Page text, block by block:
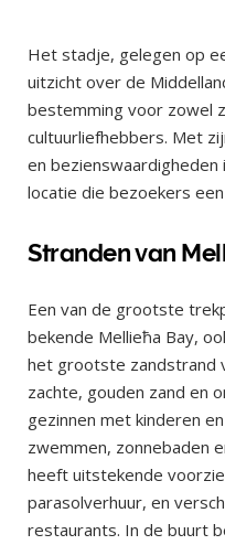
Het stadje, gelegen op
uitzicht over de
bestemming voor zowel
cultuurliefhebbers. Met
en
locatie die bezoekers
Stranden van
Een van de grootste
bekende Mellieħa Bay,
het grootste zandstrand
zachte, gouden zand en
gezinnen met kinderen
zwemmen, zonnebaden
heeft uitstekende
parasolverhuur, en
restaurants. In de buurt